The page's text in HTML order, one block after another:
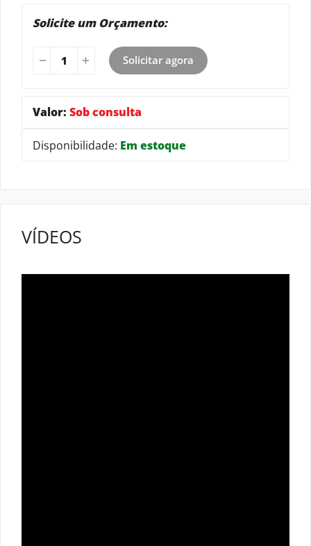
Solicite um Orçamento:
Solicitar agora
Valor: Sob consulta
Disponibilidade: Em estoque
VÍDEOS